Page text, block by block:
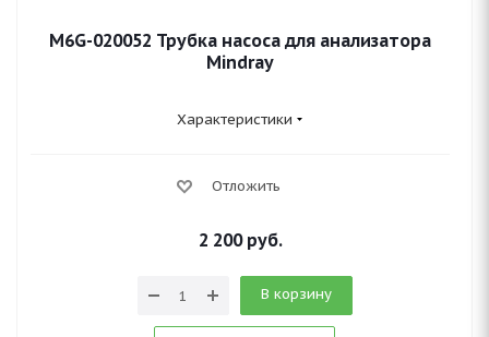
M6G-020052 Трубка насоса для анализатора
Mindray
Характеристики
Отложить
2 200руб.
В корзину